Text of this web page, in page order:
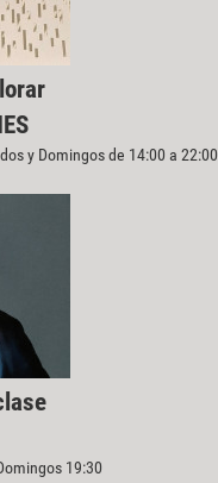
y Domingos de 14:00 a 22:00
19:30